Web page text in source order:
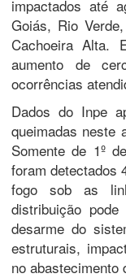
impactados até
Goiás, Rio
Cachoeira Alta.
aumento de
ocorrências
Dados do Inpe
queimadas neste
Somente de 1º
foram detectados
fogo sob as
distribuição
desarme do
estruturais,
no abastecimento